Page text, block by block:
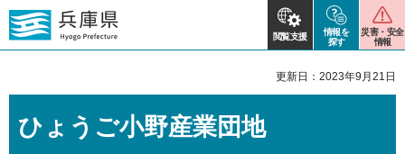
閲覧支援
情報を
探す
災害・安全
情報
更新日：2023年9月21日
ひょうご小野産業団地